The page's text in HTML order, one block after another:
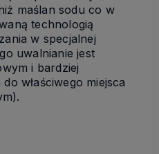
maślan sodu co w
technologią
w specjalnej
uwalnianie jest
i bardziej
właściwego miejsca